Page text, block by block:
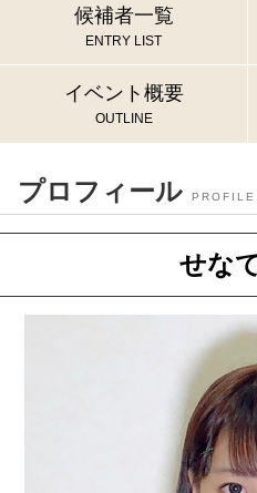
候補者一覧
ENTRY LIST
イベント概要
OUTLINE
プロフィール PROFILE
せな